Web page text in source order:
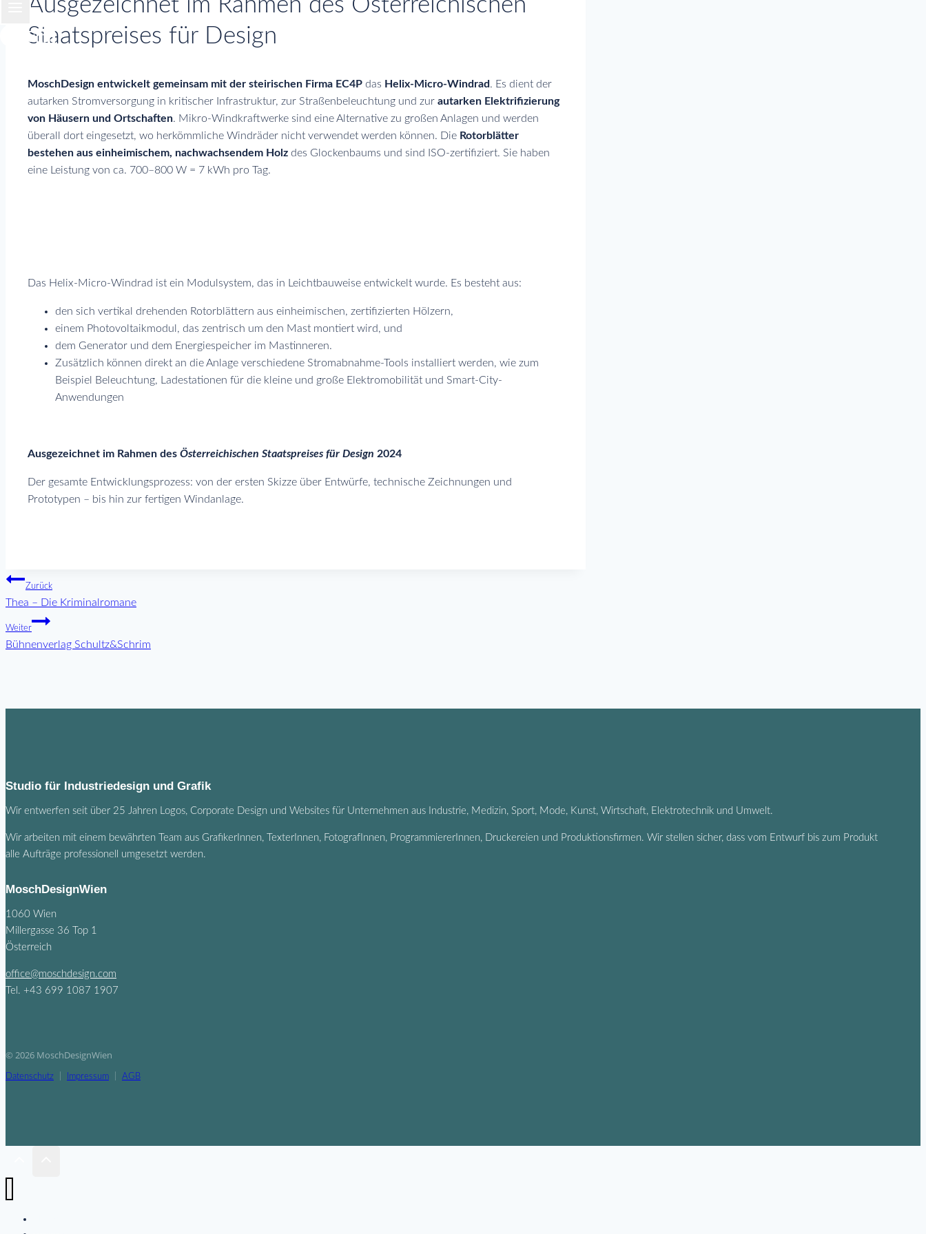
Ausgezeichnet im Rahmen des Österreichischen
Staatspreises für Design
MoschDesign entwickelt gemeinsam mit der steirischen Firma EC4P das Helix-Micro-Windrad. Es dient der
autarken Stromversorgung in kritischer Infrastruktur, zur Straßenbeleuchtung und zur autarken Elektrifizierung
von Häusern und Ortschaften. Mikro-Windkraftwerke sind eine Alternative zu großen Anlagen und werden
überall dort eingesetzt, wo herkömmliche Windräder nicht verwendet werden können. Die Rotorblätter
bestehen aus einheimischem, nachwachsendem Holz des Glockenbaums und sind ISO-zertifiziert. Sie haben
eine Leistung von ca. 700–800 W = 7 kWh pro Tag.
Das Helix-Micro-Windrad ist ein Modulsystem, das in Leichtbauweise entwickelt wurde. Es besteht aus:
den sich vertikal drehenden Rotorblättern aus einheimischen, zertifizierten Hölzern,
einem Photovoltaikmodul, das zentrisch um den Mast montiert wird, und
dem Generator und dem Energiespeicher im Mastinneren.
Zusätzlich können direkt an die Anlage verschiedene Stromabnahme-Tools installiert werden, wie zum
Beispiel Beleuchtung, Ladestationen für die kleine und große Elektromobilität und Smart-City-
Anwendungen
Ausgezeichnet im Rahmen des Österreichischen Staatspreises für Design 2024
Der gesamte Entwicklungsprozess: von der ersten Skizze über Entwürfe, technische Zeichnungen und
Prototypen – bis hin zur fertigen Windanlage.
Beitragsnavigation
Zurück
Thea – Die Kriminalromane
Weiter
Bühnenverlag Schultz&Schrim
Studio für Industriedesign und Grafik
Wir entwerfen seit über 25 Jahren Logos, Corporate Design und Websites für Unternehmen aus Industrie, Medizin, Sport, Mode, Kunst, Wirtschaft, Elektrotechnik und Umwelt.
Wir arbeiten mit einem bewährten Team aus GrafikerInnen, TexterInnen, FotografInnen, ProgrammiererInnen, Druckereien und Produktionsfirmen. Wir stellen sicher, dass vom Entwurf bis zum Produkt
alle Aufträge professionell umgesetzt werden.
MoschDesignWien
1060 Wien
Millergasse 36 Top 1
Österreich
office@moschdesign.com
Tel. +43 699 1087 1907
© 2026 MoschDesignWien
Datenschutz Impressum AGB